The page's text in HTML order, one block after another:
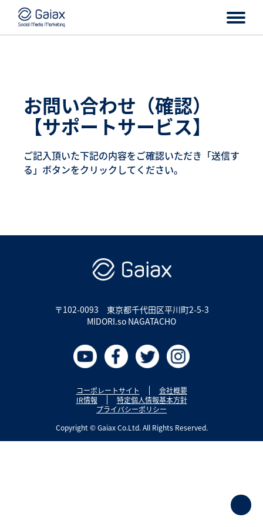
お問い合わせ（確認）
【サポートサービス】
ご記入頂いた下記の内容をご確認いただき「送信す
る」ボタンをクリックしてください。
〒102-0093 東京都千代田区平川町2-5-3
MIDORI.so NAGATACHO
コーポレートサイト
会社概要
IR情報
特定個人情報基本方針
プライバシーポリシー
Copyright © Gaiax Co.Ltd. All Rights Reserved.